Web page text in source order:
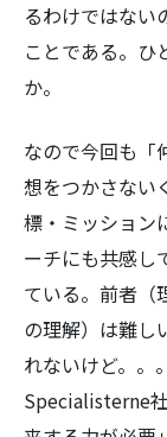
るわけではない
ことである。ひ
か。
なので今回も「
想をつかさない
標・ミッション
ーチにも共感し
ている。前者（
の理解）は難し
れないけど。。
Specialisterne